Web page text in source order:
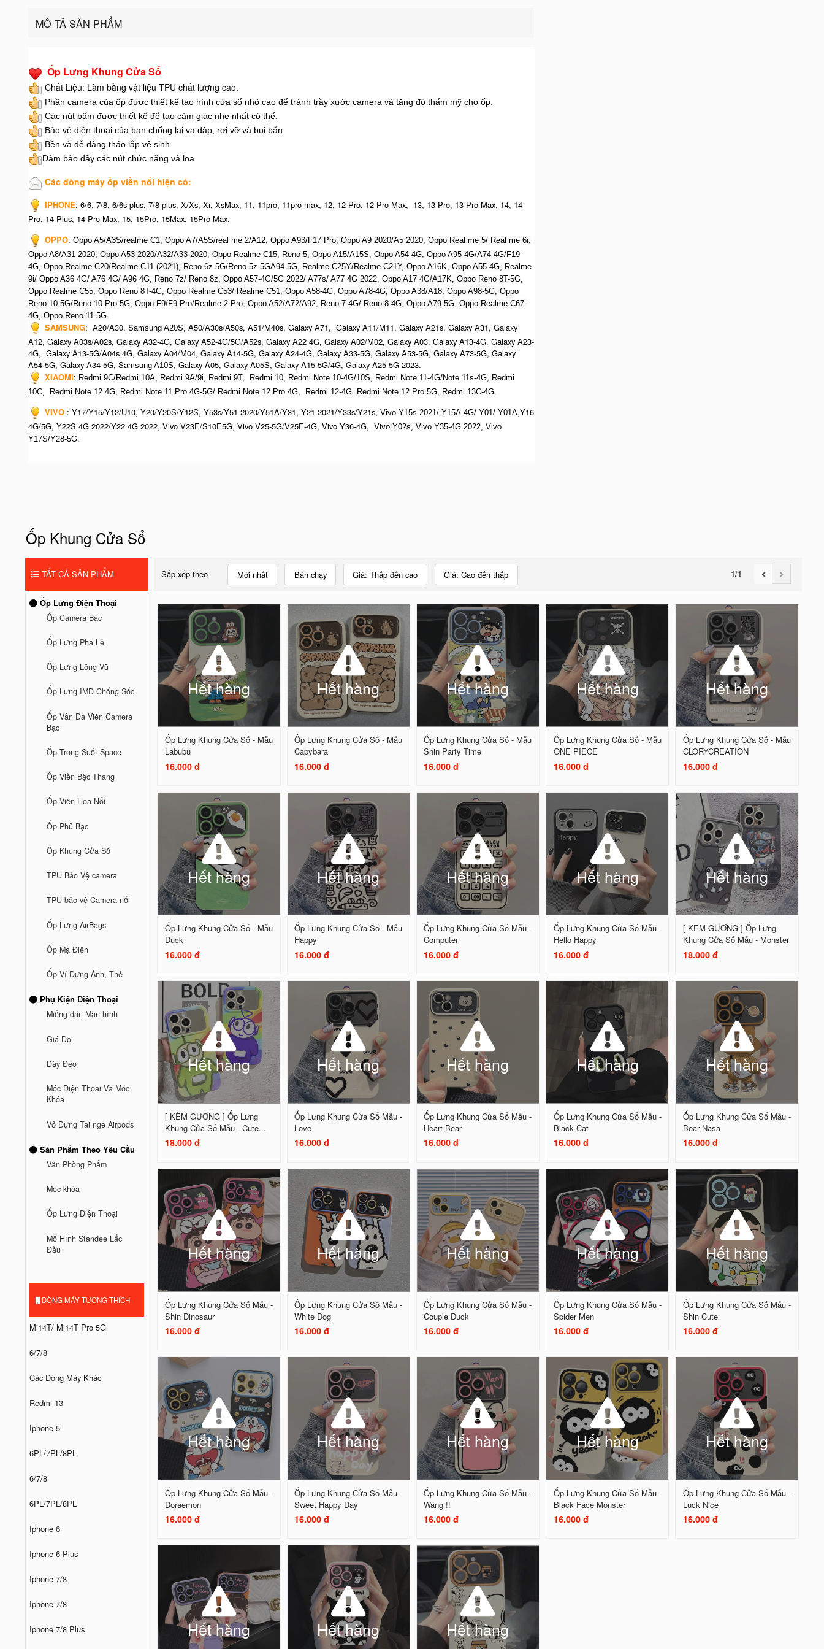
MÔ TẢ SẢN PHẨM
Ốp Lưng Khung Cửa Sổ
Chất Liệu: Làm bằng vật liệu TPU chất lượng cao.
Phần camera của ốp được thiết kế tạo hình cửa sổ nhô cao để tránh trầy xước camera và tăng độ thẩm mỹ cho ốp.
Các nút bấm được thiết kế để tạo cảm giác nhẹ nhất có thể.
Bảo vệ điện thoại của bạn chống lại va đập, rơi vỡ và bụi bẩn.
Bền và dễ dàng tháo lắp vệ sinh
Đảm bảo đầy các nút chức năng và loa.
Các dòng máy ốp viền nổi hiện có:
IPHONE: 6/6, 7/8, 6/6s plus, 7/8 plus, X/Xs, Xr, XsMax, 11, 11pro, 11pro max, 12, 12 Pro, 12 Pro Max, 13, 13 Pro, 13 Pro Max, 14, 14
Pro, 14 Plus, 14 Pro Max, 15, 15Pro, 15Max, 15Pro Max.
OPPO: Oppo A5/A3S/realme C1, Oppo A7/A5S/real me 2/A12, Oppo A93/F17 Pro, Oppo A9 2020/A5 2020, Oppo Real me 5/ Real me 6i,
Oppo A8/A31 2020, Oppo A53 2020/A32/A33 2020, Oppo Realme C15, Reno 5, Oppo A15/A15S, Oppo A54-4G, Oppo A95 4G/A74-4G/F19-
4G, Oppo Realme C20/Realme C11 (2021), Reno 6z-5G/Reno 5z-5GA94-5G, Realme C25Y/Realme C21Y, Oppo A16K, Oppo A55 4G, Realme
9i/ Oppo A36 4G/ A76 4G/ A96 4G, Reno 7z/ Reno 8z, Oppo A57-4G/5G 2022/ A77s/ A77 4G 2022, Oppo A17 4G/A17K, Oppo Reno 8T-5G,
Oppo Realme C55, Oppo Reno 8T-4G, Oppo Realme C53/ Realme C51, Oppo A58-4G, Oppo A78-4G, Oppo A38/A18, Oppo A98-5G, Oppo
Reno 10-5G/Reno 10 Pro-5G, Oppo F9/F9 Pro/Realme 2 Pro, Oppo A52/A72/A92, Reno 7-4G/ Reno 8-4G, Oppo A79-5G, Oppo Realme C67-
4G, Oppo Reno 11 5G.
SAMSUNG: A20/A30, Samsung A20S, A50/A30s/A50s, A51/M40s, Galaxy A71, Galaxy A11/M11, Galaxy A21s, Galaxy A31, Galaxy
A12, Galaxy A03s/A02s, Galaxy A32-4G, Galaxy A52-4G/5G/A52s, Galaxy A22 4G, Galaxy A02/M02, Galaxy A03, Galaxy A13-4G, Galaxy A23-
4G, Galaxy A13-5G/A04s 4G, Galaxy A04/M04, Galaxy A14-5G, Galaxy A24-4G, Galaxy A33-5G, Galaxy A53-5G, Galaxy A73-5G, Galaxy
A54-5G, Galaxy A34-5G, Samsung A10S, Galaxy A05, Galaxy A05S, Galaxy A15-5G/4G, Galaxy A25-5G 2023.
XIAOMI: Redmi 9C/Redmi 10A, Redmi 9A/9i, Redmi 9T,
Redmi 10, Redmi Note 10-4G/10S, Redmi Note 11-4G/Note 11s-4G, Redmi
10C, Redmi Note 12 4G, Redmi Note 11 Pro 4G-5G/ Redmi Note 12 Pro 4G, Redmi 12-4G. Redmi Note 12 Pro 5G, Redmi 13C-4G.
VIVO : Y17/Y15/Y12/U10, Y20/Y20S/Y12S, Y53s/Y51 2020/Y51A/Y31, Y21 2021/Y33s/Y21s, Vivo Y15s 2021/ Y15A-4G/ Y01/ Y01A,Y16
4G/5G, Y22S 4G 2022/Y22 4G 2022, Vivo V23E/S10E5G, Vivo V25-5G/V25E-4G, Vivo Y36-4G, Vivo Y02s, Vivo Y35-4G 2022, Vivo
Y17S/Y28-5G.
Ốp Khung Cửa Sổ
TẤT CẢ SẢN PHẨM
Ốp Lưng Điện Thoại
Ốp Camera Bạc
Ốp Lưng Pha Lê
Ốp Lưng Lông Vũ
Ốp Lưng IMD Chống Sốc
Ốp Vân Da Viền Camera
Bạc
Ốp Trong Suốt Space
Ốp Viền Bậc Thang
Ốp Viền Hoa Nổi
Ốp Phủ Bạc
Ốp Khung Cửa Sổ
TPU Bảo Vệ camera
TPU bảo vệ Camera nổi
Ốp Lưng AirBags
Ốp Mạ Điện
Ốp Ví Đựng Ảnh, Thẻ
Phụ Kiện Điện Thoại
Miếng dán Màn hình
Giá Đỡ
Dây Đeo
Móc Điện Thoại Và Móc
Khóa
Vỏ Đựng Tai nge Airpods
Sản Phẩm Theo Yêu Cầu
Văn Phòng Phẩm
Móc khóa
Ốp Lưng Điện Thoại
Mô Hình Standee Lắc
Đầu
DÒNG MÁY TƯƠNG THÍCH
Mi14T/ Mi14T Pro 5G
6/7/8
Các Dòng Máy Khác
Redmi 13
Iphone 5
6PL/7PL/8PL
6/7/8
6PL/7PL/8PL
Iphone 6
Iphone 6 Plus
Iphone 7/8
Iphone 7/8
Iphone 7/8 Plus
Sắp xếp theo Mới nhất Bán chạy Giá: Thấp đến cao Giá: Cao đến thấp 1/1
Hết hàng
Ốp Lưng Khung Cửa Sổ - Mẫu
Labubu
16.000 đ
Hết hàng
Ốp Lưng Khung Cửa Sổ - Mẫu
Capybara
16.000 đ
Hết hàng
Ốp Lưng Khung Cửa Sổ - Mẫu
Shin Party Time
16.000 đ
Hết hàng
Ốp Lưng Khung Cửa Sổ - Mẫu
ONE PIECE
16.000 đ
Hết hàng
Ốp Lưng Khung Cửa Sổ - Mẫu
CLORYCREATION
16.000 đ
Hết hàng
Ốp Lưng Khung Cửa Sổ - Mẫu
Duck
16.000 đ
Hết hàng
Ốp Lưng Khung Cửa Sổ - Mẫu
Happy
16.000 đ
Hết hàng
Ốp Lưng Khung Cửa Sổ Mẫu -
Computer
16.000 đ
Hết hàng
Ốp Lưng Khung Cửa Sổ Mẫu -
Hello Happy
16.000 đ
Hết hàng
[ KÈM GƯƠNG ] Ốp Lưng
Khung Cửa Sổ Mẫu - Monster
18.000 đ
Hết hàng
[ KÈM GƯƠNG ] Ốp Lưng
Khung Cửa Sổ Mẫu - Cute...
18.000 đ
Hết hàng
Ốp Lưng Khung Cửa Sổ Mẫu -
Love
16.000 đ
Hết hàng
Ốp Lưng Khung Cửa Sổ Mẫu -
Heart Bear
16.000 đ
Hết hàng
Ốp Lưng Khung Cửa Sổ Mẫu -
Black Cat
16.000 đ
Hết hàng
Ốp Lưng Khung Cửa Sổ Mẫu -
Bear Nasa
16.000 đ
Hết hàng
Ốp Lưng Khung Cửa Sổ Mẫu -
Shin Dinosaur
16.000 đ
Hết hàng
Ốp Lưng Khung Cửa Sổ Mẫu -
White Dog
16.000 đ
Hết hàng
Ốp Lưng Khung Cửa Sổ Mẫu -
Couple Duck
16.000 đ
Hết hàng
Ốp Lưng Khung Cửa Sổ Mẫu -
Spider Men
16.000 đ
Hết hàng
Ốp Lưng Khung Cửa Sổ Mẫu -
Shin Cute
16.000 đ
Hết hàng
Ốp Lưng Khung Cửa Sổ Mẫu -
Doraemon
16.000 đ
Hết hàng
Ốp Lưng Khung Cửa Sổ Mẫu -
Sweet Happy Day
16.000 đ
Hết hàng
Ốp Lưng Khung Cửa Sổ Mẫu -
Wang !!
16.000 đ
Hết hàng
Ốp Lưng Khung Cửa Sổ Mẫu -
Black Face Monster
16.000 đ
Hết hàng
Ốp Lưng Khung Cửa Sổ Mẫu -
Luck Nice
16.000 đ
Hết hàng Hết hàng Hết hàng